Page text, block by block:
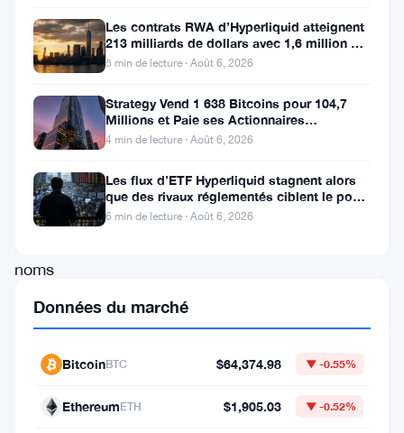
par
ralentissement
significatif
parmi
des
plus
noms
technologie,
connus
collectivement
Les contrats RWA d’Hyperliquid atteignent
213 milliards de dollars avec 1,6 million de
détenteurs
5 min de lecture · Août 6, 2026
Strategy Vend 1 638 Bitcoins pour 104,7
Millions et Paie ses Actionnaires
Privilégiés
4 min de lecture · Août 6, 2026
Les flux d’ETF Hyperliquid stagnent alors
que des rivaux réglementés ciblent le pool
de trading DeFi de 2 à 3
6 min de lecture · Août 6, 2026
Données du marché
BitcoinBTC $64,374.98 ▼ -0.55%
EthereumETH $1,905.03 ▼ -0.52%